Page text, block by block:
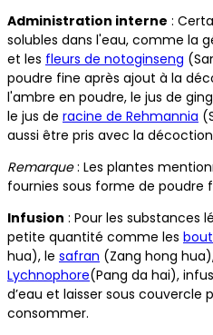
Administration interne :
solubles dans l'eau, comme la
et les fleurs de notoginseng
poudre fine après ajout à la
l'ambre en poudre, le jus de
le jus de racine de Rehmannia
aussi être pris avec la
Remarque: Les plantes
fournies sous forme de poudre
Infusion : Pour les substances
petite quantité comme les
hua), le safran (Zang hong
Lychnophore(Pang da hai),
d’eau et laisser sous couvercle
consommer.